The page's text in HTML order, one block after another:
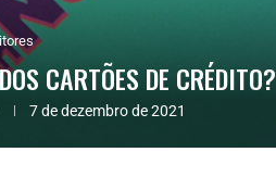
CARTÕES DE CRÉDITO?
7 de dezembro de 2021